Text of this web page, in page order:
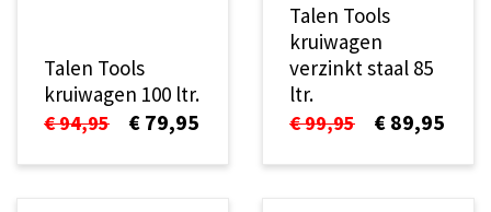
Talen Tools
kruiwagen 100 ltr.
€ 94,95 € 79,95
Talen Tools
kruiwagen
verzinkt staal 85
ltr.
€ 99,95 € 89,95